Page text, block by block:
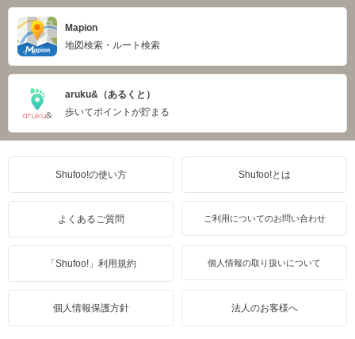
Mapion
地図検索・ルート検索
aruku&（あるくと）
歩いてポイントが貯まる
Shufoo!の使い方 Shufoo!とは
よくあるご質問 ご利用についてのお問い合わせ
「Shufoo!」利用規約 個人情報の取り扱いについて
個人情報保護方針 法人のお客様へ